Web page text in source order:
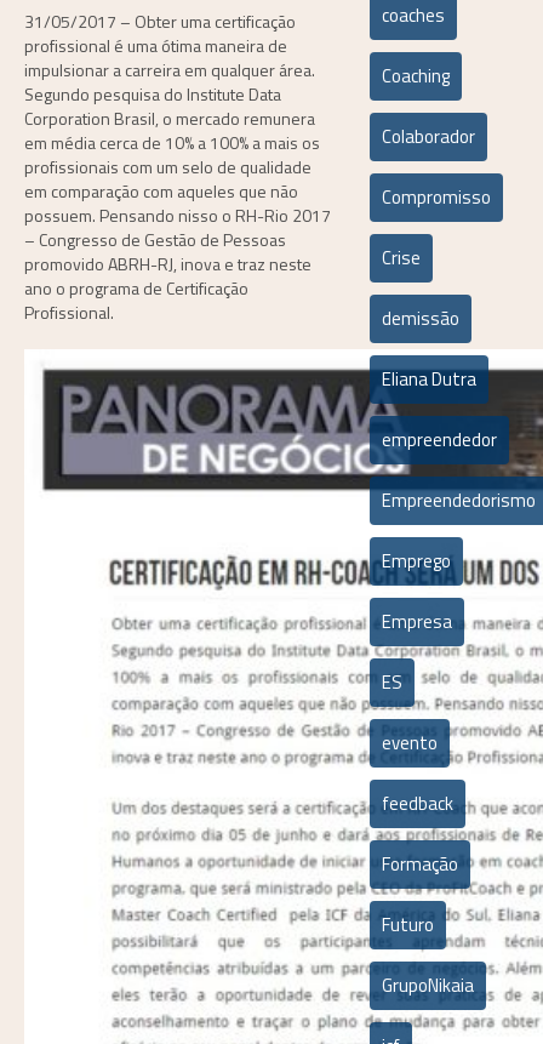
31/05/2017 – Obter uma certificação
profissional é uma ótima maneira de
impulsionar a carreira em qualquer área.
Segundo pesquisa do Institute Data
Corporation Brasil, o mercado remunera
em média cerca de 10% a 100% a mais os
profissionais com um selo de qualidade
em comparação com aqueles que não
possuem. Pensando nisso o RH-Rio 2017
– Congresso de Gestão de Pessoas
promovido ABRH-RJ, inova e traz neste
ano o programa de Certificação
Profissional.
coaches
Coaching
Colaborador
Compromisso
Crise
demissão
Eliana Dutra
empreendedor
Empreendedorismo
Emprego
Empresa
ES
evento
feedback
Formação
Futuro
GrupoNikaia